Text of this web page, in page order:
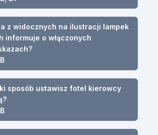
z widocznych na ilustracji lampek
informuje o włączonych
sposób ustawisz fotel kierowcy